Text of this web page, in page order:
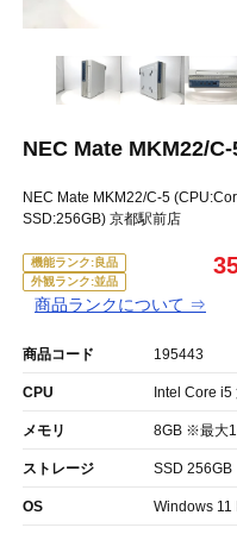
NEC Mate MKM22/C-
NEC Mate MKM22/C-5
SSD:256GB) 京都駅前店
機能ランク:良品
外観ランク:並品
商品ランクについて ⇒
商品コード 195443
CPU Intel Core i5
メモリ 8GB ※最大
ストレージ SSD 256GB
OS Windows 11